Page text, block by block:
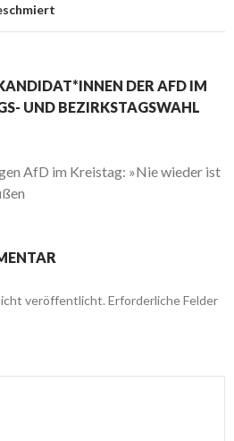
DER AFD IM
UND BEZIRKSTAGSWAHL
AfD im Kreistag: »Nie wieder ist
veröffentlicht. Erforderliche Felder